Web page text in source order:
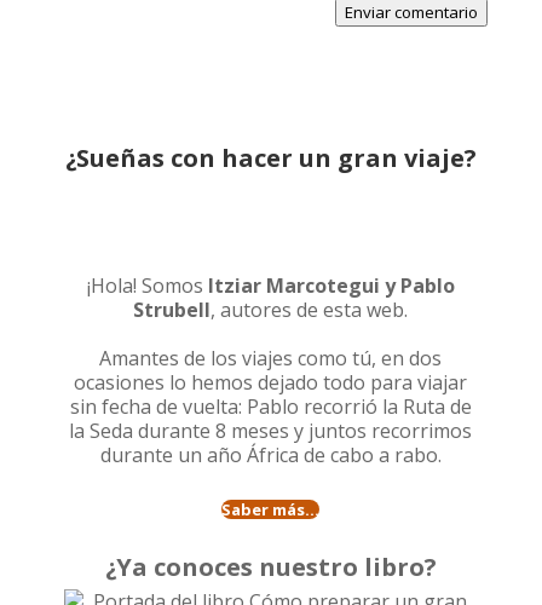
Enviar comentario
¿Sueñas con hacer un gran viaje?
¡Hola! Somos Itziar Marcotegui y Pablo
Strubell, autores de esta web.
Amantes de los viajes como tú, en dos
ocasiones lo hemos dejado todo para viajar
sin fecha de vuelta: Pablo recorrió la Ruta de
la Seda durante 8 meses y juntos recorrimos
durante un año África de cabo a rabo.
Saber más...
¿Ya conoces nuestro libro?